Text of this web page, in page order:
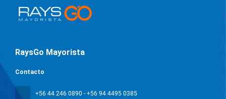
RaysGo Mayorista
Contacto
+56 44 246 0890 - +56 94 4495 0385